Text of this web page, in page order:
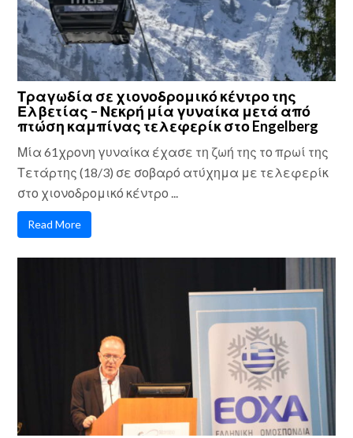
Τραγωδία σε χιονοδρομικό κέντρο της
Ελβετίας – Νεκρή μία γυναίκα μετά από
πτώση καμπίνας τελεφερίκ στο Engelberg
Μία 61χρονη γυναίκα έχασε τη ζωή της το πρωί της
Τετάρτης (18/3) σε σοβαρό ατύχημα με τελεφερίκ
στο χιονοδρομικό κέντρο ...
Read More